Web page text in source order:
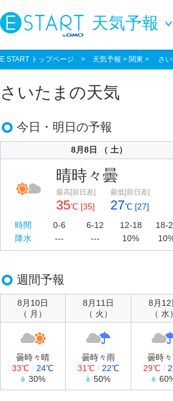
天気予報
E START トップページ > 天気予報 > 関東 > さい
さいたまの天気
今日・明日の予報
8月8日 （ 土）
晴時々曇
最高[前日差]
35℃ [35]
最低[前日差]
27℃ [27]
時間
0-6 6-12 12-18
18-
降水
--- --- 10%
週間予報
8月10日
（ 月）
8月11日
（ 火）
8月12
（ 水）
曇時々晴
33℃ / 24℃
30%
曇時々雨
31℃/ 22℃
50%
曇時
29℃/